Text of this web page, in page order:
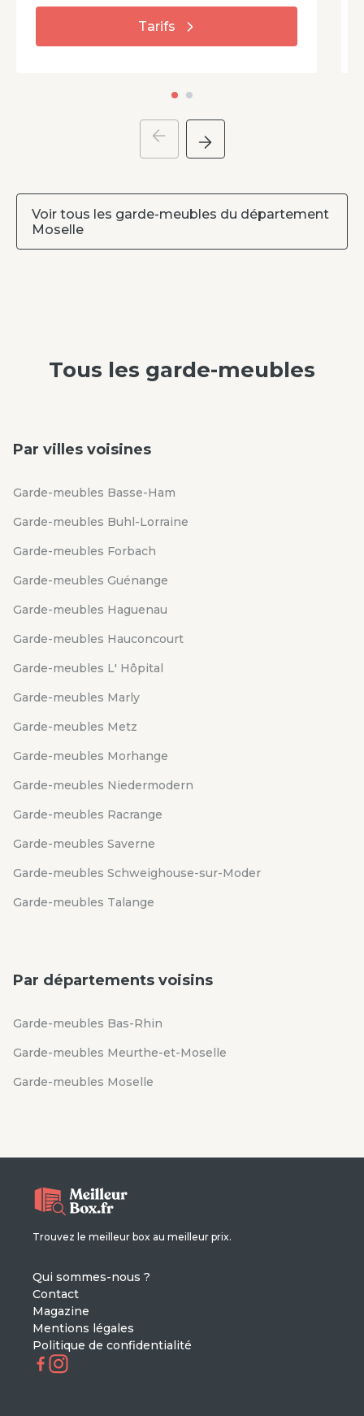
Tarifs
Voir tous les garde-meubles du département
Moselle
Tous les garde-meubles
Par villes voisines
Garde-meubles Basse-Ham
Garde-meubles Buhl-Lorraine
Garde-meubles Forbach
Garde-meubles Guénange
Garde-meubles Haguenau
Garde-meubles Hauconcourt
Garde-meubles L' Hôpital
Garde-meubles Marly
Garde-meubles Metz
Garde-meubles Morhange
Garde-meubles Niedermodern
Garde-meubles Racrange
Garde-meubles Saverne
Garde-meubles Schweighouse-sur-Moder
Garde-meubles Talange
Par départements voisins
Garde-meubles Bas-Rhin
Garde-meubles Meurthe-et-Moselle
Garde-meubles Moselle
Trouvez le meilleur box au meilleur prix.
Qui sommes-nous ?
Contact
Magazine
Mentions légales
Politique de confidentialité